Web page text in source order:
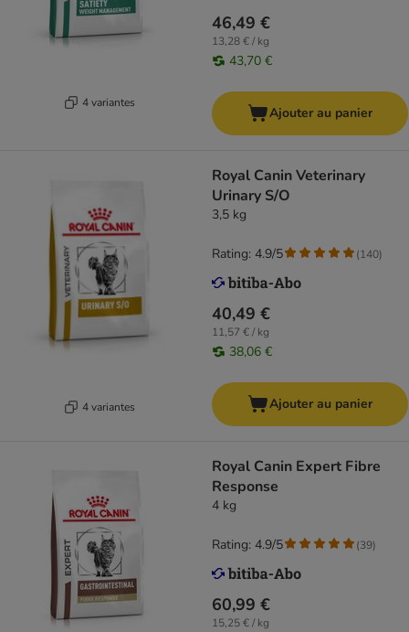
4 variantes
46,49 €
13,28 € / kg
43,70 €
Ajouter au panier
4 variantes
Royal Canin Veterinary
Urinary S/O
3,5 kg
40,49 €
11,57 € / kg
38,06 €
Rating: 4.9/5 (140)
Ajouter au panier
Royal Canin Expert Fibre
Response
4 kg
60,99 €
15,25 € / kg
Rating: 4.9/5 (39)